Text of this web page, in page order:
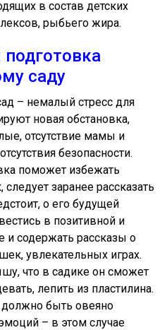
в состав детских
рыбьего жира.
саду
– немалый стресс для
новая обстановка,
отсутствие мамы и
безопасности.
поможет избежать
следует заранее рассказать
о его будущей
в позитивной и
и содержать рассказы о
увлекательных играх.
что в садике он сможет
лепить из пластилина.
должно быть овеяно
– в этом случае